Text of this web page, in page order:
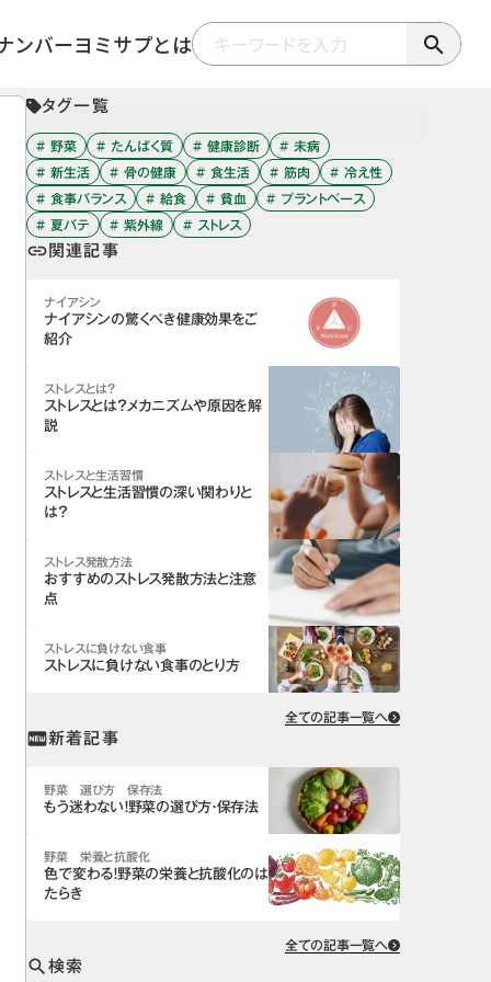
ンバーヨミサプとは search
タグ一覧
# 野菜 # たんぱく質 # 健康診断
# 未病
# 新生活
# 骨の健康 # 食生活 # 筋肉
# 冷え性
# 食事バランス
# 給食 # 貧血
# プラントベース
# 夏バテ
# 紫外線 # ストレス
link関連記事
ナイアシン
ナイアシンの驚くべき健康効果をご
紹介
ストレスとは？
ストレスとは？メカニズムや原因を解
説
ストレスと生活習慣
ストレスと生活習慣の深い関わりと
は？
ストレス発散方法
おすすめのストレス発散方法と注意
点
ストレスに負けない食事
ストレスに負けない食事のとり方
全ての記事一覧へ
fiber_new新着記事
野菜 選び方 保存法
もう迷わない！野菜の選び方・保存法
野菜 栄養と抗酸化
色で変わる！野菜の栄養と抗酸化のは
たらき
全ての記事一覧へ
search検索